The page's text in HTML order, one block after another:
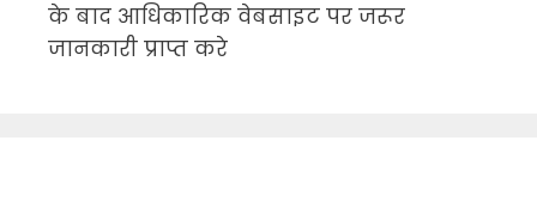
के बाद आधिकारिक वेबसाइट पर जरूर
जानकारी प्राप्त करे